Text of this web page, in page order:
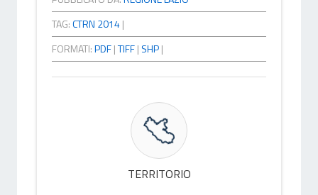
TAG:CTRN 2014|
FORMATI:PDF|TIFF| SHP|
TERRITORIO